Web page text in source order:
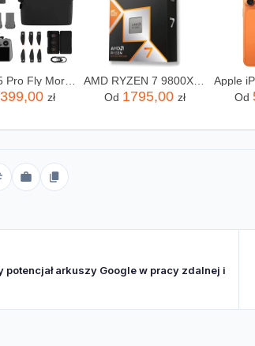
DJI Mini 5 Pro Fly More Combo (DJI RC2)
zł
AMD RYZEN 7 9800X3D X8 4,7GHz AM5 BOX
Od 1795,00 zł
Od
potencjał arkuszy Google w pracy zdalnej i